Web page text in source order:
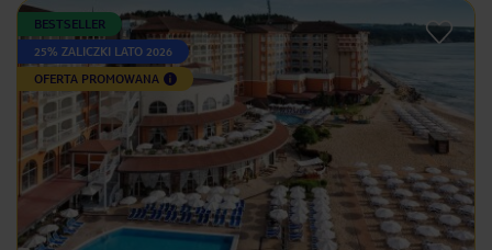
BESTSELLER
25% ZALICZKI LATO 2026
OFERTA PROMOWANA